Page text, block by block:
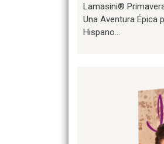
Lamasini®
Una Aventura Épica
Hispano…